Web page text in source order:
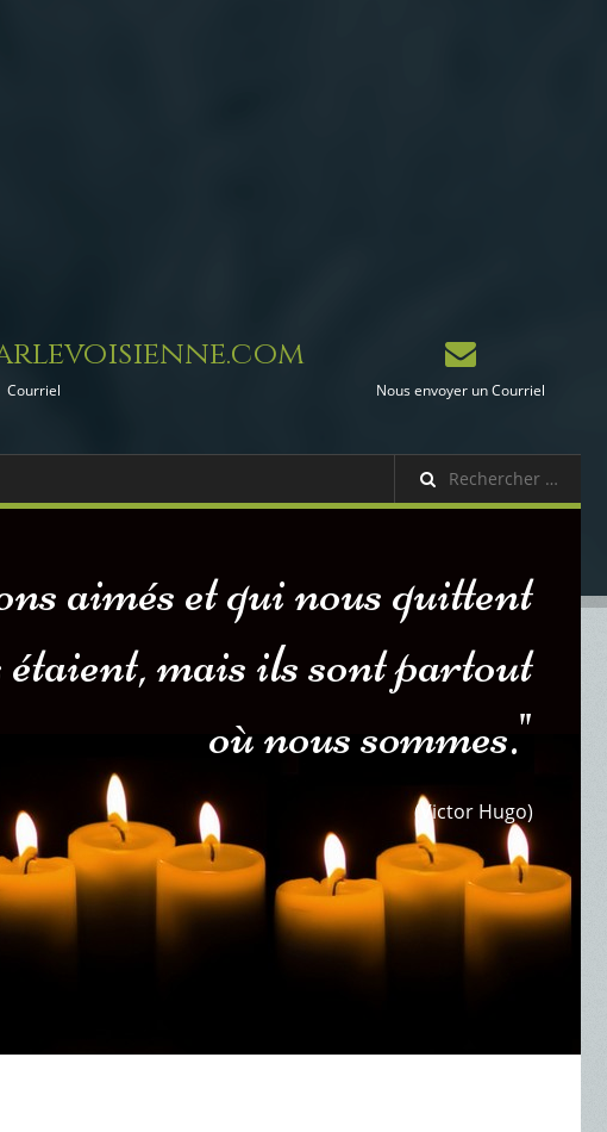
Courriel Nous envoyer un Courriel
aimés et qui nous quittent
mais ils sont partout
où nous sommes."
(Victor Hugo)